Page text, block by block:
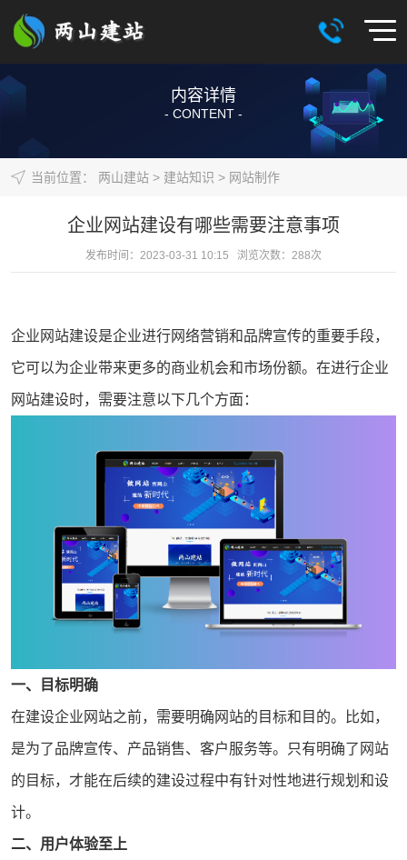
内容详情
- CONTENT -
当前位置： 两山建站> 建站知识 > 网站制作
企业网站建设有哪些需要注意事项
发布时间：2023-03-31 10:15 浏览次数： 288次
企业 网站建设是企业进行网络营销和品牌宣传的重要手段，
它可以为企业带来更多的商业机会和市场份额。在进行企业
网站建设时，需要注意以下几个方面：
一、目标明确
在建设企业 网站之前，需要明确网站的目标和目的。比如，
是为了品牌宣传、产品销售、客户服务等。只有明确了网站
的目标，才能在后续的建设过程中有针对性地进行规划和设
计。
二、用户体验至上